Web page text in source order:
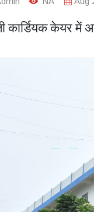
कार्डियक केयर में